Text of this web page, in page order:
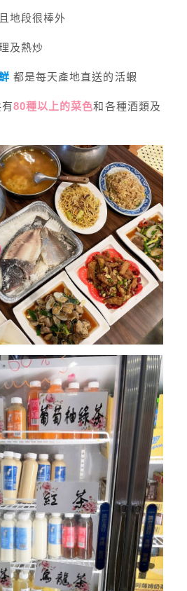
地段很棒外
及熱炒
都是每天產地直送的活蝦
有80種以上的菜色和各種酒類及